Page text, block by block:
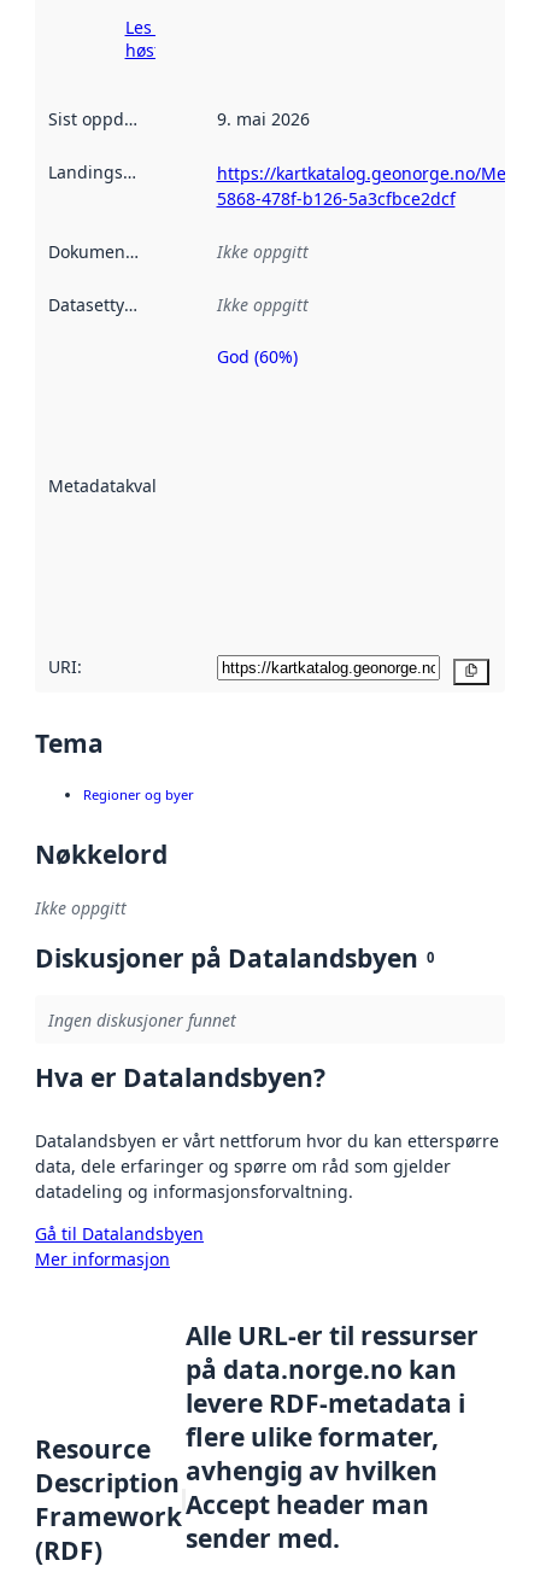
Les mer om
høsting her
Sist oppdatert 9. mai 2026
Landingsside
https://kartkatalog.geonorge.no/
5868-478f-b126-5a3cfbce2dcf
Dokumentasjon Ikke oppgitt
Datasettype Ikke oppgitt
Metadatakvalitet
Metadatakvalitet
God (60%)
URI:
Tema
Regioner og byer
Nøkkelord
Ikke oppgitt
Diskusjoner på Datalandsbyen 0
Ingen diskusjoner funnet
Hva er Datalandsbyen?
Datalandsbyen er vårt nettforum hvor du kan etterspørre
data, dele erfaringer og spørre om råd som gjelder
datadeling og informasjonsforvaltning.
Gå til Datalandsbyen
Mer informasjon
Resource
Description
Framework
(RDF)
Alle URL-er til ressurser
på data.norge.no kan
levere RDF-metadata i
flere ulike formater,
avhengig av hvilken
Accept header man
sender med.